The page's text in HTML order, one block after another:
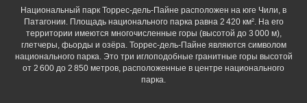
Национальный парк Торрес-дель-Пайне расположен на юге Чили, в
Патагонии. Площадь национального парка равна 2 420 км². На его
территории имеются многочисленные горы (высотой до 3 000 м),
глетчеры, фьорды и озёра. Торрес-дель-Пайне являются символом
национального парка. Это три иглоподобные гранитные горы высотой
от 2 600 до 2 850 метров, расположенные в центре национального
парка.